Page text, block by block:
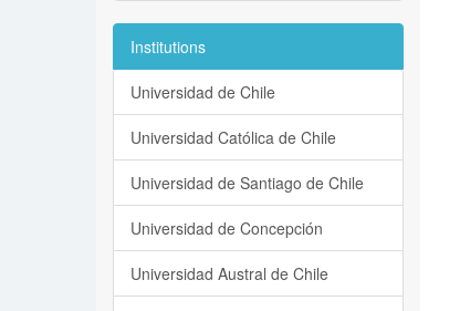
Institutions
Universidad de Chile
Universidad Católica de Chile
Universidad de Santiago de Chile
Universidad de Concepción
Universidad Austral de Chile